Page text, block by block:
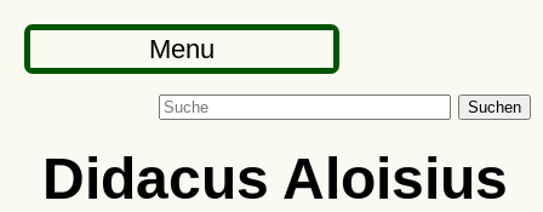
Menu
Suchen
Didacus Aloisius